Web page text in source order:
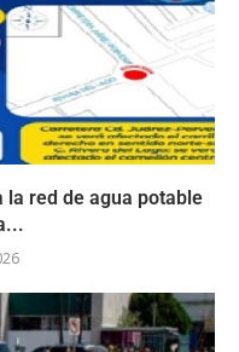
la red de agua potable